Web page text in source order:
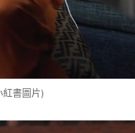
書圖片)